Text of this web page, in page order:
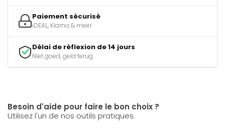
Paiement sécurisé
iDEAL, Klarna & meer
Délai de réflexion de 14 jours
Niet goed, geld terug
Besoin d'aide pour faire le bon choix ?
Utilisez l'un de nos outils pratiques.